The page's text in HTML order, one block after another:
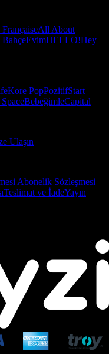
All About
BahçeEvimHELLO!Hey
Kore PopPozitifStart
BebeğimleCapital
Ulaşın
Abonelik Sözleşmesi
Teslimat ve İadeYayın